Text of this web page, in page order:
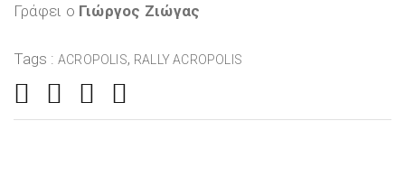
Γράφει ο Γιώργος Ζιώγας
Tags : ACROPOLIS, RALLY ACROPOLIS